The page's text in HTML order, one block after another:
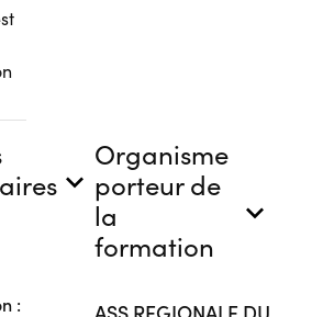
:
Organisme
porteur de
la
formation